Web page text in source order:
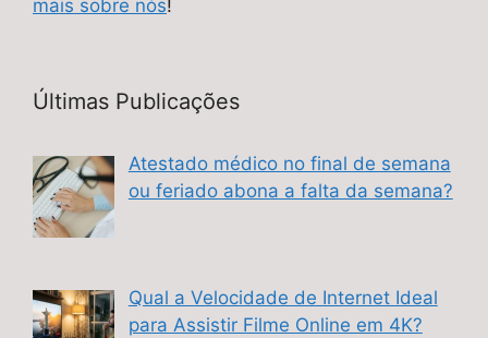
mais sobre nós!
Últimas Publicações
Atestado médico no final de semana
ou feriado abona a falta da semana?
Qual a Velocidade de Internet Ideal
para Assistir Filme Online em 4K?